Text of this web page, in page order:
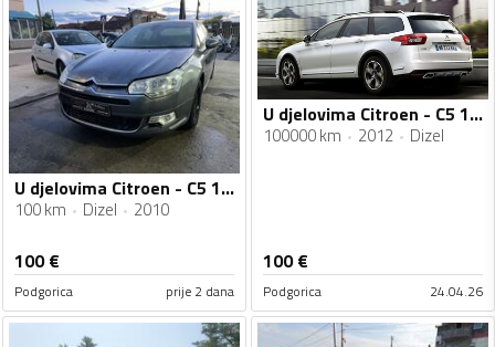
U djelovima Citroen - C5 1.6 hdi 80 kw
100 km Dizel 2010
100€
Podgorica prije 2 dana
U djelovima Citroen - C5 1.6
100000 km 2012 Dizel
100€
Podgorica 24.04.26